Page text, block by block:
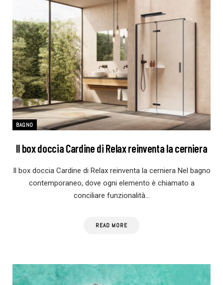
BAGNO
Il box doccia Cardine di Relax reinventa la cerniera
Il box doccia Cardine di Relax reinventa la cerniera Nel bagno
contemporaneo, dove ogni elemento è chiamato a
conciliare funzionalità…
READ MORE